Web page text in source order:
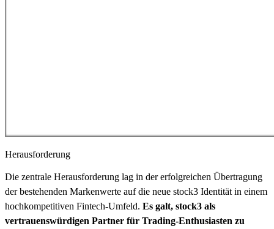
Herausforderung
Die zentrale Herausforderung lag in der erfolgreichen Übertragung
der bestehenden Markenwerte auf die neue stock3 Identität in einem
hochkompetitiven Fintech-Umfeld. Es galt, stock3 als
vertrauenswürdigen Partner für Trading-Enthusiasten zu